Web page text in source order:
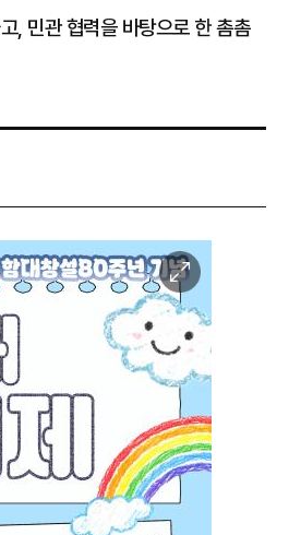
, 민관 협력을 바탕으로 한 촘촘
이
미
확